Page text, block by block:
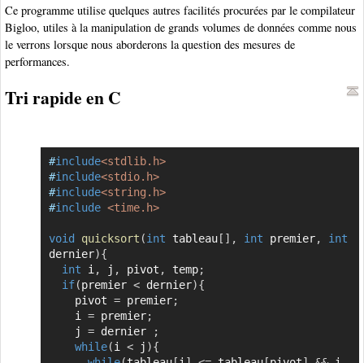
Ce programme utilise quelques autres facilités procurées par le compilateur
Bigloo, utiles à la manipulation de grands volumes de données comme nous
le verrons lorsque nous aborderons la question des mesures de
performances.
Tri rapide en C
#include<stdlib.h>
#include<stdio.h>
#include<string.h>
#include <time.h>
void quicksort (int tableau[ ] , int premier,
int
dernier){
int i , j , pivot , temp;
if(premier < dernier){
    pivot
= premier;
    i
= premier;
    j
= dernier
;
while(i < j ){